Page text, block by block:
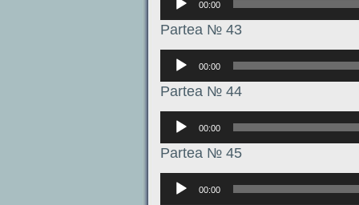
00:00
Partea № 43
Аудиоплеер
00:00
Partea № 44
Аудиоплеер
00:00
Partea № 45
Аудиоплеер
00:00